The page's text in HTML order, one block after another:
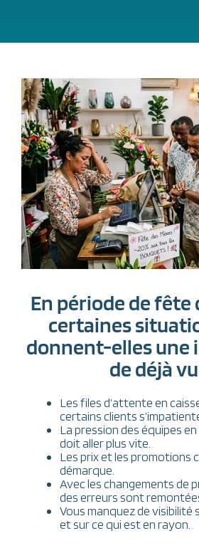
En période de fête
certaines
donnent-elles une
de déjà vu
Les files d’attente en
certains clients
La pression des équipes
doit aller plus vite.
Les prix et les promotions
démarque.
Avec les changements de
des erreurs sont
Vous manquez de visibilité
et sur ce qui est en rayon.